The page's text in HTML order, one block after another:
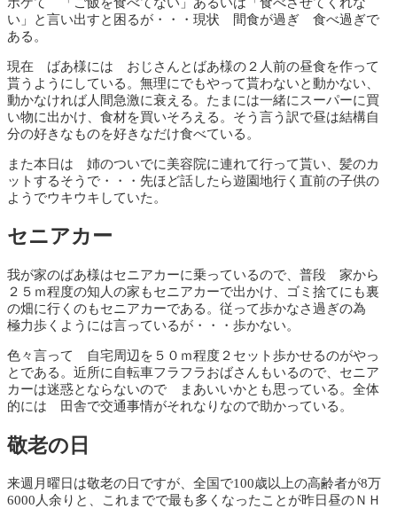
い」と言い出すと困るが・・・現状 間食が過ぎ 食べ過ぎで
ある。
現在 ばあ様には おじさんとばあ様の２人前の昼食を作って
貰うようにしている。無理にでもやって貰わないと動かない、
動かなければ人間急激に衰える。たまには一緒にスーパーに買
い物に出かけ、食材を買いそろえる。そう言う訳で昼は結構自
分の好きなものを好きなだけ食べている。
また本日は 姉のついでに美容院に連れて行って貰い、髪のカ
ットするそうで・・・先ほど話したら遊園地行く直前の子供の
ようでウキウキしていた。
セニアカー
我が家のばあ様はセニアカーに乗っているので、普段 家から
２５ｍ程度の知人の家もセニアカーで出かけ、ゴミ捨てにも裏
の畑に行くのもセニアカーである。従って歩かなさ過ぎの為
極力歩くようには言っているが・・・歩かない。
色々言って 自宅周辺を５０ｍ程度２セット歩かせるのがやっ
とである。近所に自転車フラフラおばさんもいるので、セニア
カーは迷惑とならないので まあいいかとも思っている。全体
的には 田舎で交通事情がそれなりなので助かっている。
敬老の日
来週月曜日は敬老の日ですが、全国で100歳以上の高齢者が8万
6000人余りと、これまでで最も多くなったことが昨日昼のＮＨ